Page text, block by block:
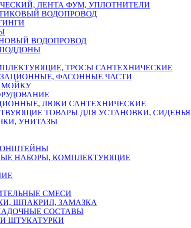
ЛЕНТА ФУМ, УПЛОТНИТЕЛИ
ВОДОПРОВОД
ВОДОПРОВОД
ТРОСЫ САНТЕХНИЧЕСКИЕ
ФАСОННЫЕ ЧАСТИ
МОЙКУ
ЛЮКИ САНТЕХНИЧЕСКИЕ
ТОВАРЫ ДЛЯ УСТАНОВКИ, СИДЕНЬЯ
УНИТАЗЫ
НАБОРЫ, КОМПЛЕКТУЮЩИЕ
СМЕСИ
ШПАКРИЛ, ЗАМАЗКА
СОСТАВЫ
ШТУКАТУРКИ